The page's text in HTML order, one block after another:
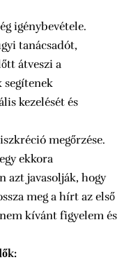
igénybevétele.
tanácsadót,
átveszi a
segítenek
kezelését és
megőrzése.
ekkora
azt javasolják, hogy
meg a hírt az első
kívánt figyelem és